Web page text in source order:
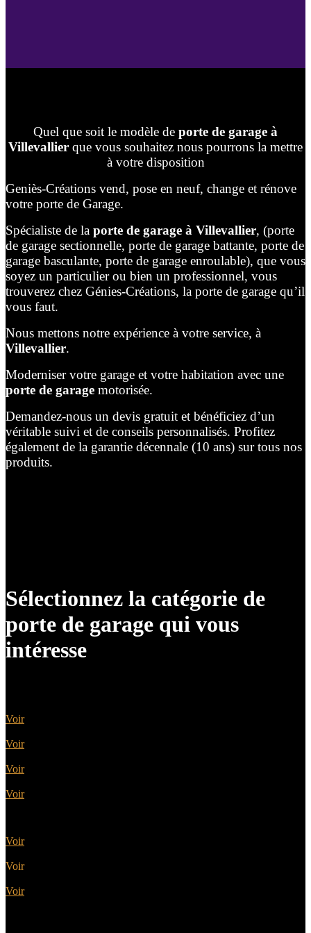
Quel que soit le modèle de porte de garage à
Villevallier que vous souhaitez nous pourrons la mettre
à votre disposition
Geniès-Créations vend, pose en neuf, change et rénove
votre porte de Garage.
Spécialiste de la porte de garage à Villevallier, (porte
de garage sectionnelle, porte de garage battante, porte de
garage basculante, porte de garage enroulable), que vous
soyez un particulier ou bien un professionnel, vous
trouverez chez Génies-Créations, la porte de garage qu’il
vous faut.
Nous mettons notre expérience à votre service, à
Villevallier.
Moderniser votre garage et votre habitation avec une
porte de garage motorisée.
Demandez-nous un devis gratuit et bénéficiez d’un
véritable suivi et de conseils personnalisés. Profitez
également de la garantie décennale (10 ans) sur tous nos
produits.
Sélectionnez la catégorie de
porte de garage qui vous
intéresse
Voir
Voir
Voir
Voir
Voir
Voir
Voir